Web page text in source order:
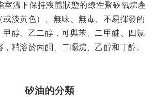
室溫下保持液體狀態的線性聚矽氧烷產
或淡黃色）、無味、無毒、不易揮發的
甲醇、乙二醇，可與苯、二甲醚、四氯
稍溶於丙酮、二噁烷、乙醇和丁醇。
矽油的分類